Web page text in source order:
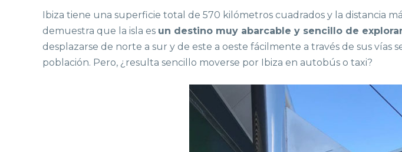
Ibiza tiene una superficie total de 570 kilómetros cuadrados y la distancia
demuestra que la isla es un destino muy abarcable y sencillo de
desplazarse de norte a sur y de este a oeste fácilmente a través de sus
población. Pero, ¿resulta sencillo moverse por Ibiza en autobús o taxi?